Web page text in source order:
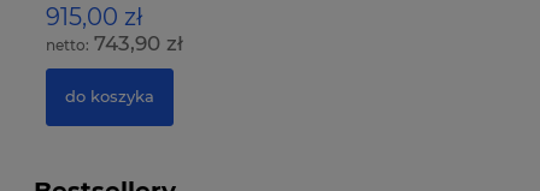
915,00 zł
743,90 zł
do koszyka